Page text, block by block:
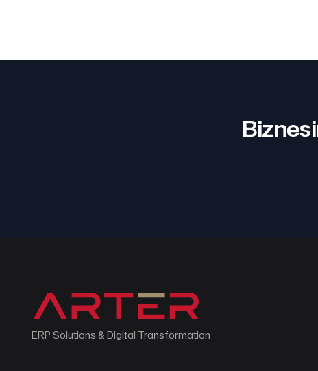
ERP Solutions & Digital Transformation